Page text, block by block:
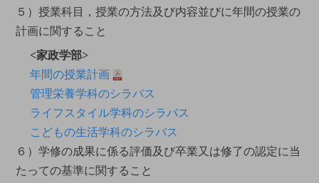
５）授業科目，授業の方法及び内容並びに年間の授業の
計画に関すること
<家政学部>
年間の授業計画
管理栄養学科のシラバス
ライフスタイル学科のシラバス
こどもの生活学科のシラバス
６）学修の成果に係る評価及び卒業又は修了の認定に当
たっての基準に関すること